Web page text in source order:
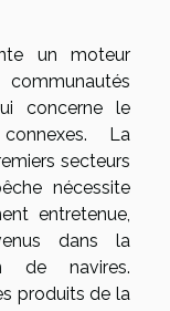
un moteur
concerne le
La
secteurs
nécessite
entretenue,
dans la
de navires.
produits de la